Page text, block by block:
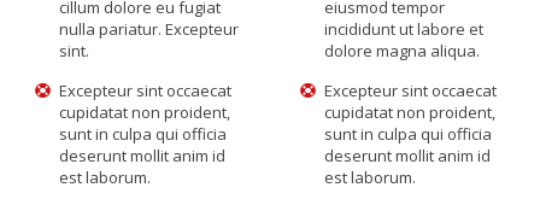
cillum dolore eu fugiat
nulla pariatur. Excepteur
sint.
eiusmod tempor
incididunt ut labore et
dolore magna aliqua.
Excepteur sint occaecat
cupidatat non proident,
sunt in culpa qui officia
deserunt mollit anim id
est laborum.
Excepteur sint occaecat
cupidatat non proident,
sunt in culpa qui officia
deserunt mollit anim id
est laborum.